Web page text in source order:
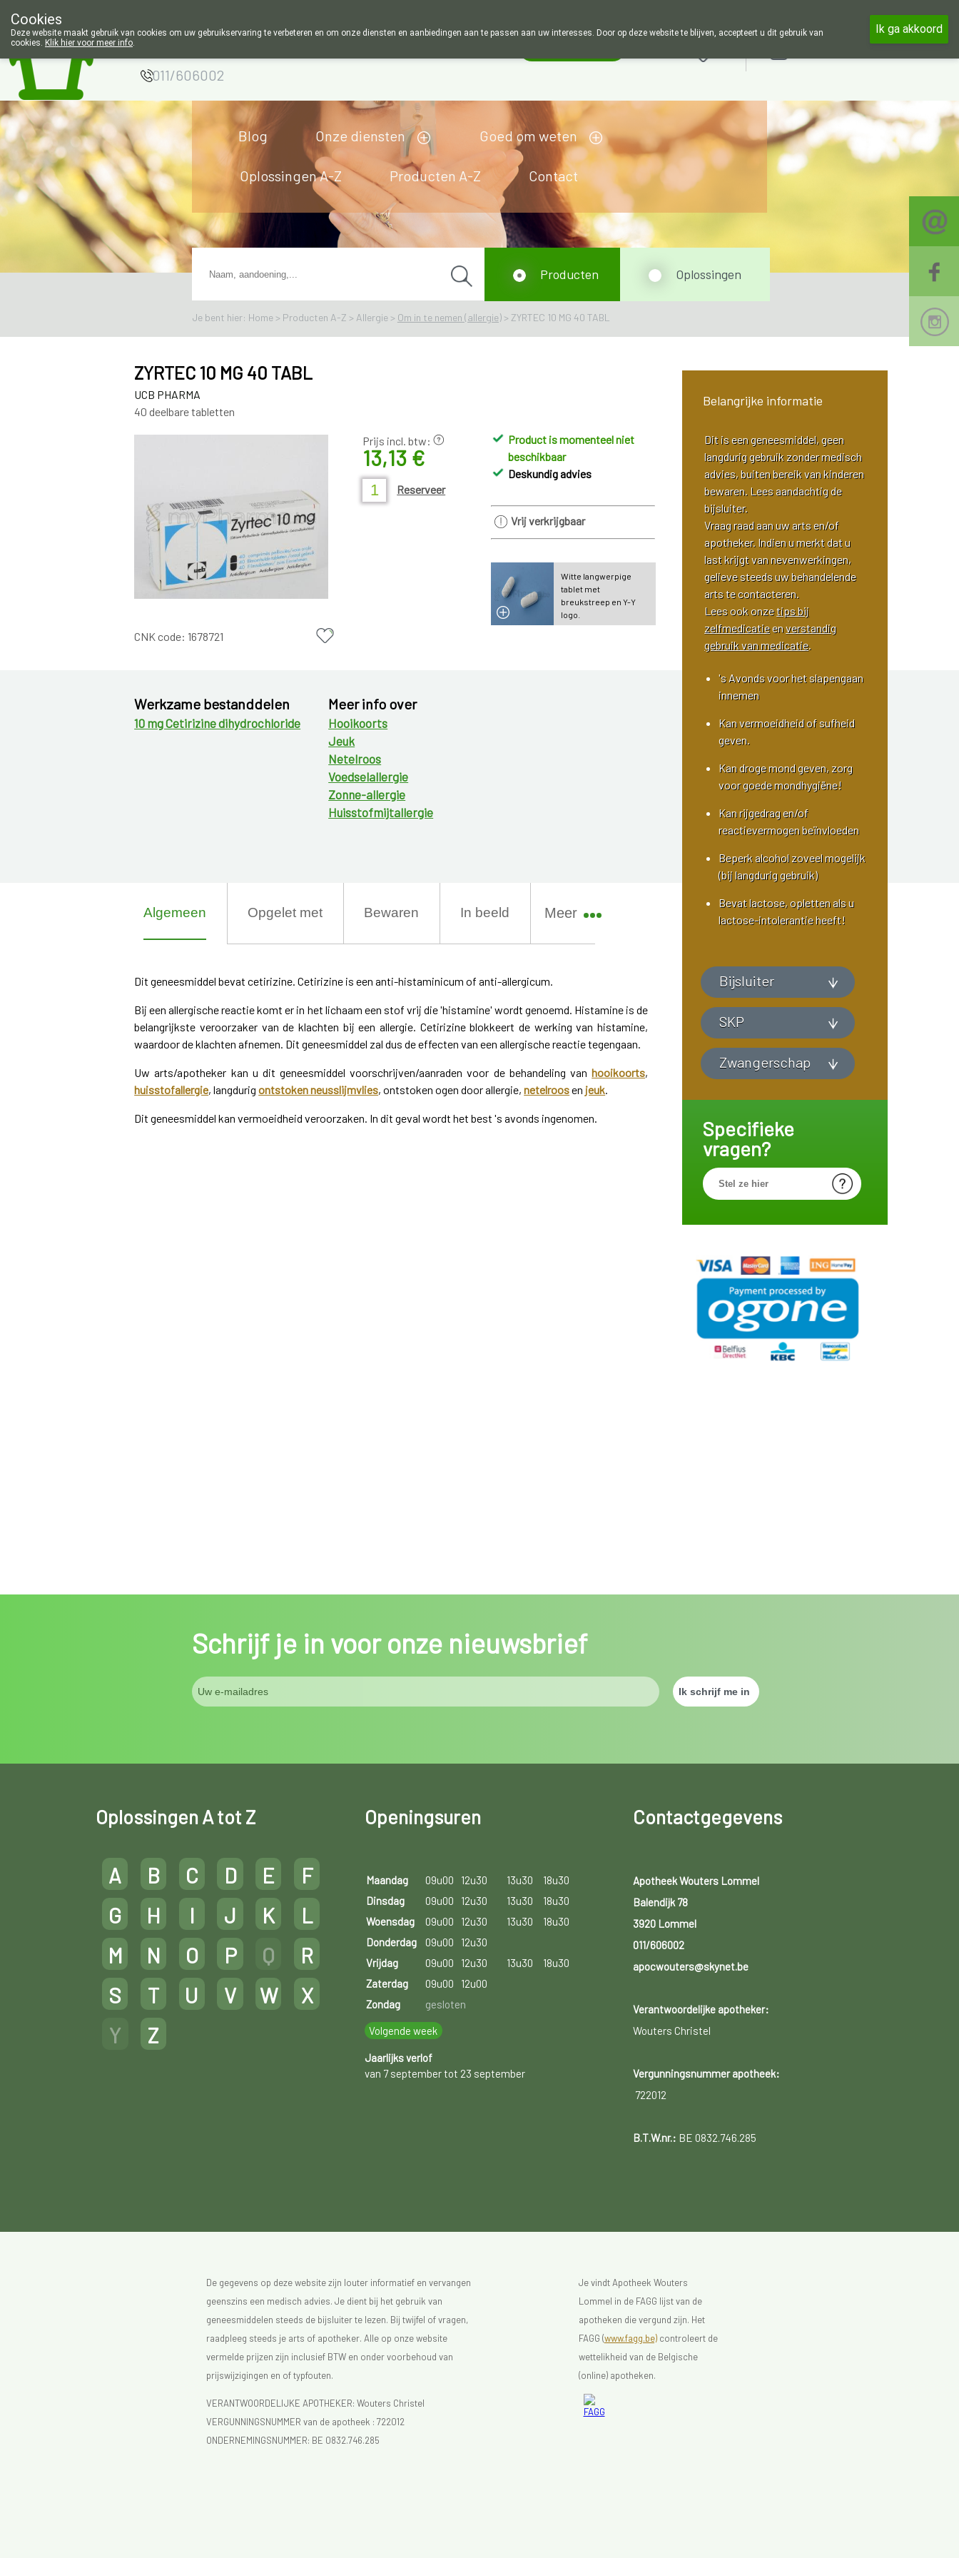
Apotheek Wouters
011/606002
Blog Onze diensten Goed om weten
Oplossingen A-Z Producten A-Z Contact
Je bent hier: Home > Producten A-Z > Allergie > Om in te nemen (allergie) > ZYRTEC 10 MG 40 TABL
Producten Oplossingen
ZYRTEC 10 MG 40 TABL
UCB PHARMA
40 deelbare tabletten
Prijs incl. btw:
13,13 €
Reserveer
CNK code: 1678721
Product is momenteel niet
beschikbaar
Deskundig advies
Vrij verkrijgbaar
Witte langwerpige
tablet met
breukstreep en Y-Y
logo.
Belangrijke informatie
Dit is een geneesmiddel, geen
langdurig gebruik zonder medisch
advies, buiten bereik van kinderen
bewaren. Lees aandachtig de
bijsluiter.
Vraag raad aan uw arts en/of
apotheker. Indien u merkt dat u
last krijgt van nevenwerkingen,
gelieve steeds uw behandelende
arts te contacteren.
Lees ook onzetips bij
zelfmedicatieenverstandig
gebruik van medicatie.
's Avonds voor het slapengaan
innemen
Kan vermoeidheid of sufheid
geven.
Kan droge mond geven, zorg
voor goede mondhygiëne!
Kan rijgedrag en/of
reactievermogen beïnvloeden
Beperk alcohol zoveel mogelijk
(bij langdurig gebruik)
Bevat lactose, opletten als u
lactose-intolerantie heeft!
Bijsluiter
SKP
Zwangerschap
Specifieke
vragen?
Werkzame bestanddelen
10 mg Cetirizine dihydrochloride
Meer info over
Hooikoorts
Jeuk
Netelroos
Voedselallergie
Zonne-allergie
Huisstofmijtallergie
Algemeen Opgelet met Bewaren In beeld Meer
Dit geneesmiddel bevat cetirizine. Cetirizine is een anti-histaminicum of anti-allergicum.
Bij een allergische reactie komt er in het lichaam een stof vrij die 'histamine' wordt genoemd. Histamine is de
belangrijkste veroorzaker van de klachten bij een allergie. Cetirizine blokkeert de werking van histamine,
waardoor de klachten afnemen. Dit geneesmiddel zal dus de effecten van een allergische reactie tegengaan.
Uw arts/apotheker kan u dit geneesmiddel voorschrijven/aanraden voor de behandeling vanhooikoorts,
huisstofallergie, langdurigontstoken neusslijmvlies, ontstoken ogen door allergie,netelroosen jeuk.
Dit geneesmiddel kan vermoeidheid veroorzaken. In dit geval wordt het best 's avonds ingenomen.
Schrijf je in voor onze nieuwsbrief
Oplossingen A tot Z
A B C D E
F
G
H I J K
L
M
N O P Q
R
S
T U V W
X
Y
Z
Openingsuren
Maandag 09u00 12u30 13u30
18u30
Dinsdag
09u00 12u30 13u30
18u30
Woensdag
09u00 12u30 13u30
18u30
Donderdag
09u00
12u30
Vrijdag
09u00 12u30 13u30
18u30
Zaterdag
09u00
12u00
Zondag
gesloten
Volgende week
Jaarlijks verlof
van 7 september tot 23 september
Contactgegevens
Apotheek Wouters Lommel
Balendijk 78
3920 Lommel
011/606002
apocwouters@skynet.be
Verantwoordelijke apotheker:
Wouters Christel
Vergunningsnummer apotheek:
722012
B.T.W.nr.: BE 0832.746.285
De gegevens op deze website zijn louter informatief en vervangen
geenszins een medisch advies. Je dient bij het gebruik van
geneesmiddelen steeds de bijsluiter te lezen. Bij twijfel of vragen,
raadpleeg steeds je arts of apotheker. Alle op onze website
vermelde prijzen zijn inclusief BTW en onder voorbehoud van
prijswijzigingen en of typfouten.
VERANTWOORDELIJKE APOTHEKER: Wouters Christel
VERGUNNINGSNUMMER van de apotheek : 722012
ONDERNEMINGSNUMMER: BE 0832.746.285
Je vindt Apotheek Wouters
Lommel in de FAGG lijst van de
apotheken die vergund zijn. Het
FAGG (www.fagg.be)controleert de
wettelikheid van de Belgische
(online) apotheken.
Cookies
Deze website maakt gebruik van cookies om uw gebruikservaring te verbeteren en om onze diensten en aanbiedingen aan te passen aan uw interesses. Door op deze website te blijven, accepteert u dit gebruik van
cookies. Klik hier voor meer info.
Ik ga akkoord